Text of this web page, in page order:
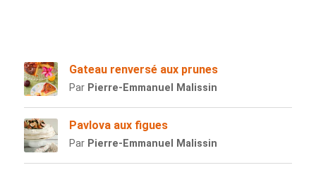
Gateau renversé aux prunes
Par Pierre-Emmanuel Malissin
Pavlova aux figues
Par Pierre-Emmanuel Malissin